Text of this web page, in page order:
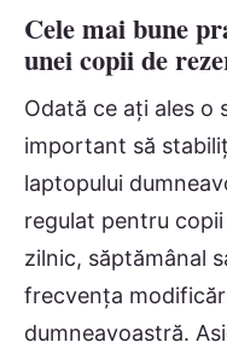
Cele mai bune
unei copii de
Odată ce ați ales o
important să
laptopului
regulat pentru
zilnic, săptămânal
frecvența
dumneavoastră.